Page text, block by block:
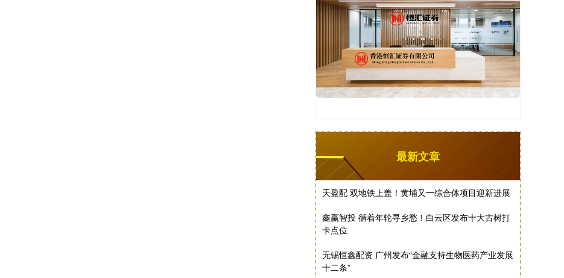
最新文章
天盈配 双地铁上盖！黄埔又一综合体项目迎新进展
鑫赢智投 循着年轮寻乡愁！白云区发布十大古树打
卡点位
无锡恒鑫配资 广州发布“金融支持生物医药产业发展
十二条”